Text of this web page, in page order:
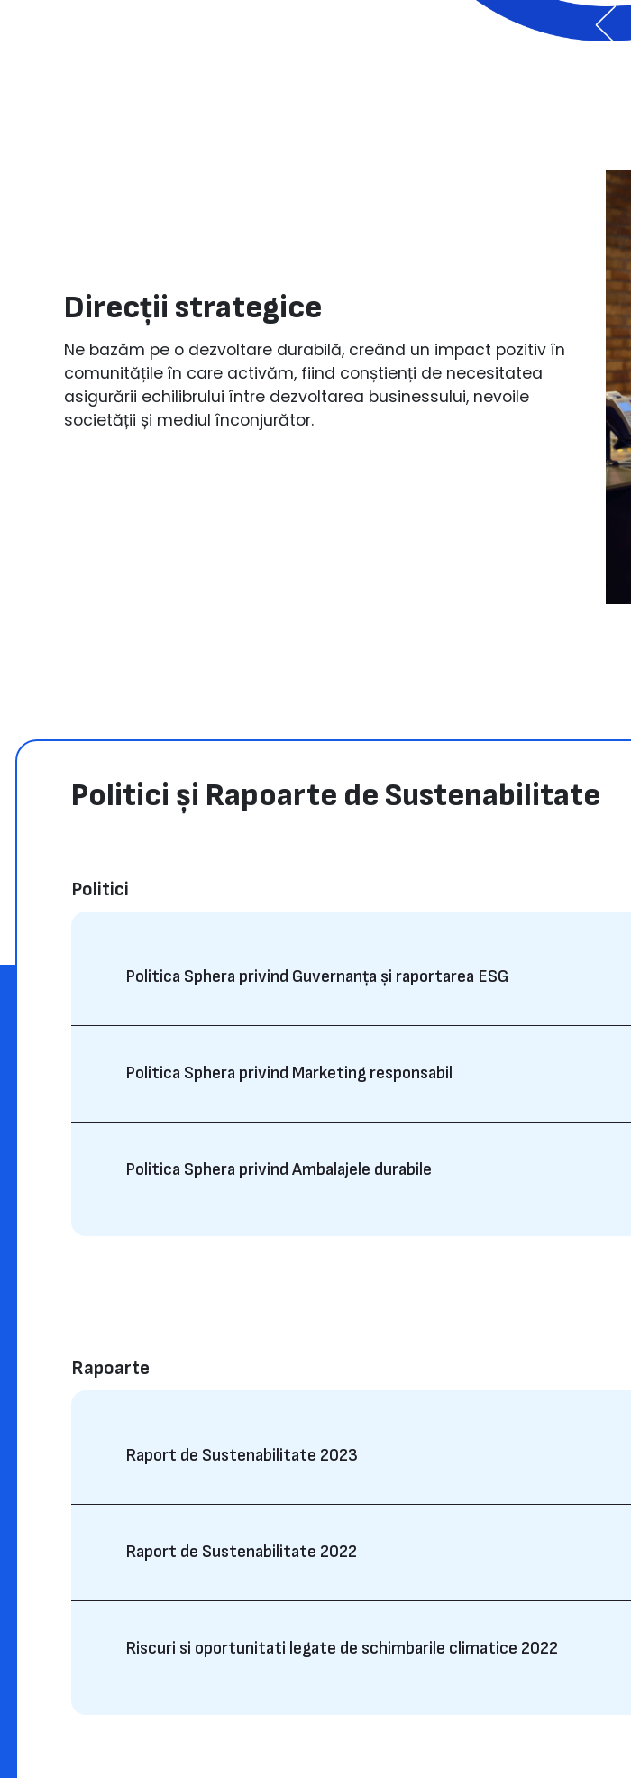
Direcții strategice
Ne bazăm pe o dezvoltare durabilă, creând un impact pozitiv în
comunitățile în care activăm, fiind conștienți de necesitatea
asigurării echilibrului între dezvoltarea businessului, nevoile
societății și mediul înconjurător. ​
Politici și Rapoarte de Sustenabilitate
Politici
Politica Sphera privind Guvernanța și raportarea ESG
Politica Sphera privind Marketing responsabil
Politica Sphera privind Ambalajele durabile
Rapoarte
Raport de Sustenabilitate 2023
Raport de Sustenabilitate 2022
Riscuri si oportunitati legate de schimbarile climatice 2022